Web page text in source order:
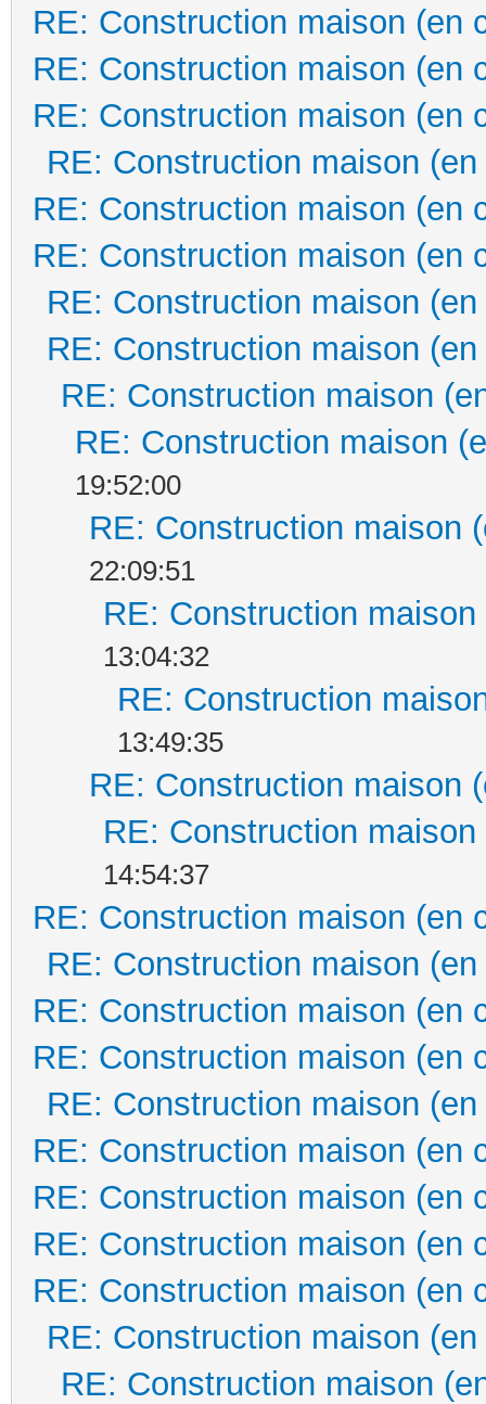
RE: Construction maison (en
RE: Construction maison (en
RE: Construction maison (en
RE: Construction maison
RE: Construction maison (en
RE: Construction maison (en
RE: Construction maison
RE: Construction maison
RE: Construction maison
RE: Construction maison
19:52:00
RE: Construction maison
22:09:51
RE: Construction
13:04:32
RE: Construction
13:49:35
RE: Construction maison
RE: Construction
14:54:37
RE: Construction maison (en
RE: Construction maison
RE: Construction maison (en
RE: Construction maison (en
RE: Construction maison
RE: Construction maison (en
RE: Construction maison (en
RE: Construction maison (en
RE: Construction maison (en
RE: Construction maison
RE: Construction maison